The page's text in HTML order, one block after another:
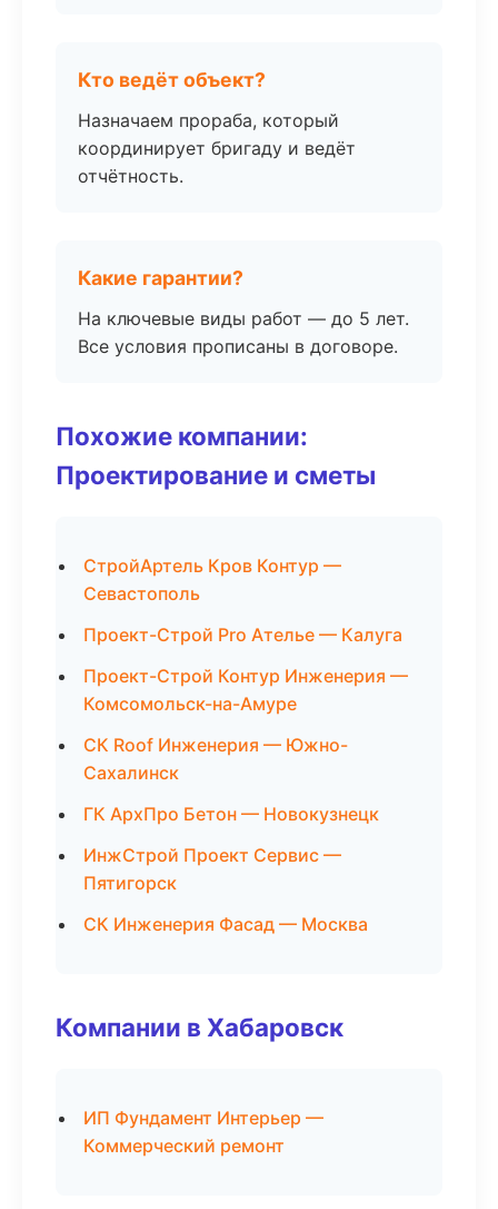
Кто ведёт объект?
Назначаем прораба, который
координирует бригаду и ведёт
отчётность.
Какие гарантии?
На ключевые виды работ — до 5 лет.
Все условия прописаны в договоре.
Похожие компании:
Проектирование и сметы
СтройАртель Кров Контур —
Севастополь
Проект-Строй Pro Ателье — Калуга
Проект-Строй Контур Инженерия —
Комсомольск-на-Амуре
СК Roof Инженерия — Южно-
Сахалинск
ГК АрхПро Бетон — Новокузнецк
ИнжСтрой Проект Сервис —
Пятигорск
СК Инженерия Фасад — Москва
Компании в Хабаровск
ИП Фундамент Интерьер —
Коммерческий ремонт